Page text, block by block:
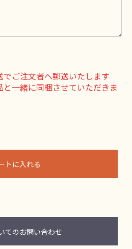
ご注文者へ郵送いたします
と一緒に同梱させていただきま
トに入れる
てのお問い合わせ